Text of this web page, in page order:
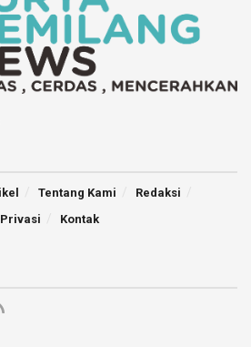
Tentang Kami
Redaksi
Kontak